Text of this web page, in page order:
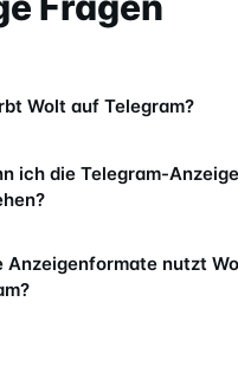
Wolt auf Telegram?
ich die Telegram-
Anzeigenformate nutzt